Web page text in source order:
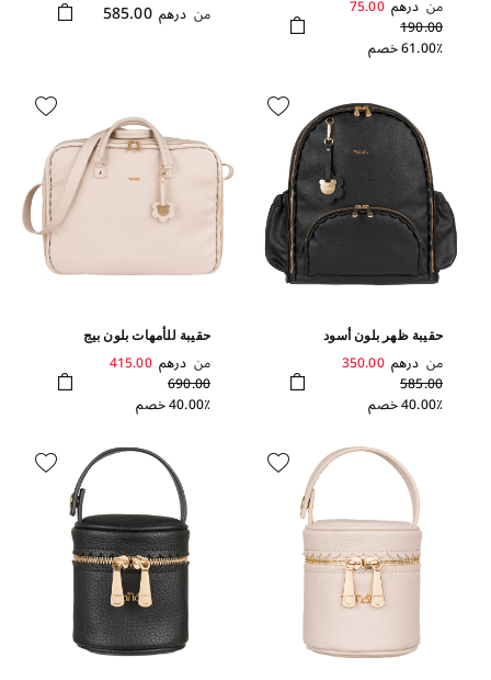
من درهم 75.00
190.00
61.00٪ خصم
من درهم 585.00
حقيبة ظهر بلون أسود
من درهم 350.00
585.00
40.00٪ خصم
حقيبة للأمهات بلون بيج
من درهم 415.00
690.00
40.00٪ خصم